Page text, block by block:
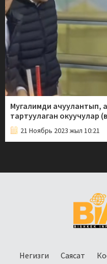
Мугалимди ачуулантып,
тартуулаган окуучулар
21 Ноябрь 2023 жыл 10:21
Негизги Саясат